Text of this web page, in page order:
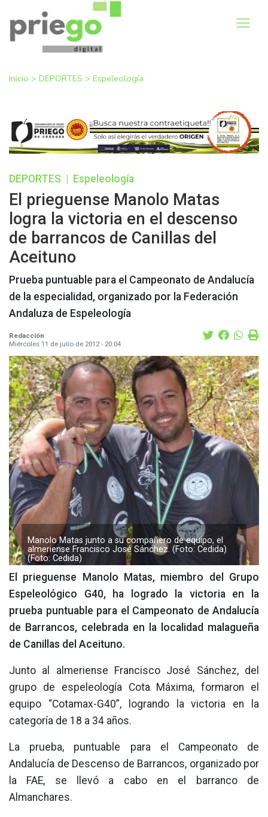
Inicio > DEPORTES > Espeleología
DEPORTES Espeleología
El prieguense Manolo Matas
logra la victoria en el descenso
de barrancos de Canillas del
Aceituno
Prueba puntuable para el Campeonato de Andalucía
de la especialidad, organizado por la Federación
Andaluza de Espeleología
Redacción
Miércoles 11 de julio de 2012 - 20:04
Manolo Matas junto a su compañero de equipo, el
almeriense Francisco José Sánchez. (Foto: Cedida)
(Foto: Cedida)
El prieguense Manolo Matas, miembro del Grupo
Espeleológico G40, ha logrado la victoria en la
prueba puntuable para el Campeonato de Andalucía
de Barrancos, celebrada en la localidad malagueña
de Canillas del Aceituno.
Junto al almeriense Francisco José Sánchez, del
grupo de espeleología Cota Máxima, formaron el
equipo “Cotamax-G40”, logrando la victoria en la
categoría de 18 a 34 años.
La prueba, puntuable para el Campeonato de
Andalucía de Descenso de Barrancos, organizado por
la FAE, se llevó a cabo en el barranco de
Almanchares.